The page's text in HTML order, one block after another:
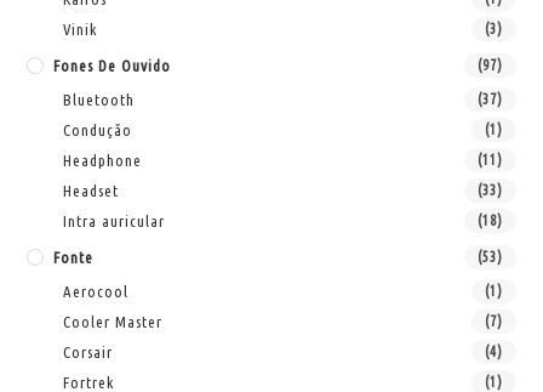
Vinik (3)
Fones De Ouvido (97)
Bluetooth (37)
Condução (1)
Headphone (11)
Headset (33)
Intra auricular (18)
Fonte (53)
Aerocool (1)
Cooler Master (7)
Corsair (4)
Fortrek (1)